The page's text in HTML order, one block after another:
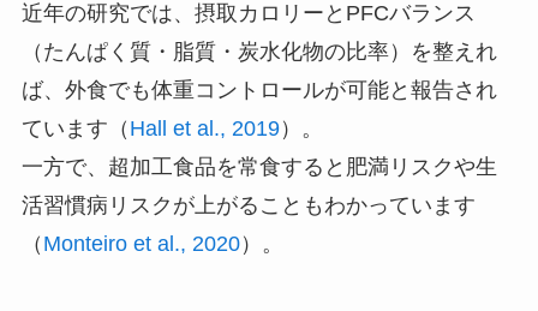
近年の研究では、摂取カロリーとPFCバランス
（たんぱく質・脂質・炭水化物の比率）を整えれ
ば、外食でも体重コントロールが可能と報告され
ています（ Hall et al., 2019）。
一方で、超加工食品を常食すると肥満リスクや生
活習慣病リスクが上がることもわかっています
（ Monteiro et al., 2020）。